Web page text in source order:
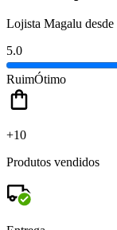
Lojista Magalu desde
5.0
RuimÓtimo
+10
Produtos vendidos